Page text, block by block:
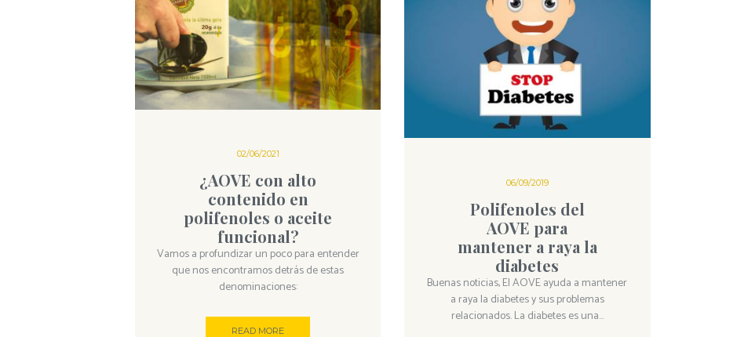
02/06/2021
¿AOVE con alto
contenido en
polifenoles o aceite
funcional?
Vamos a profundizar un poco para entender
que nos encontramos detrás de estas
denominaciones:
READ MORE
06/09/2019
Polifenoles del
AOVE para
mantener a raya la
diabetes
Buenas noticias, El AOVE ayuda a mantener
a raya la diabetes y sus problemas
relacionados. La diabetes es una...